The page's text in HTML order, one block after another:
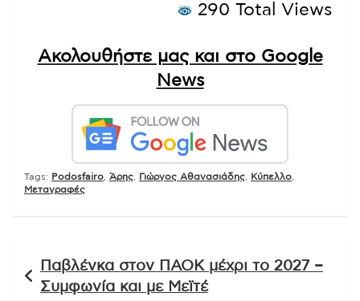
290 Total Views
Ακολουθήστε μας και στο Google
News
Tags: Podosfairo Άρης Γιώργος Αθανασιάδης Κύπελλο
Μεταγραφές
άρθρων
Παβλένκα στον ΠΑΟΚ μέχρι το 2027 –
Συμφωνία και με Μεϊτέ